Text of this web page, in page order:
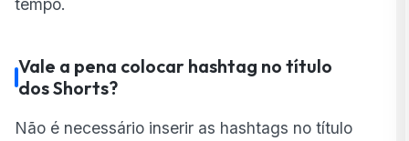
tempo.
Vale a pena colocar hashtag no título
dos Shorts?
Não é necessário inserir as hashtags no título